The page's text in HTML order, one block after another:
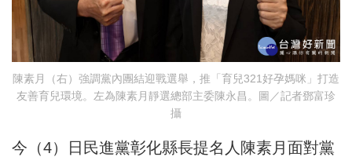
陳素月（右）強調黨內團結迎戰選舉，推「育兒321好孕媽咪」打造
友善育兒環境。左為陳素月靜選總部主委陳永昌。圖／記者鄧富珍
攝
今（4）日民進黨彰化縣長提名人陳素月面對黨